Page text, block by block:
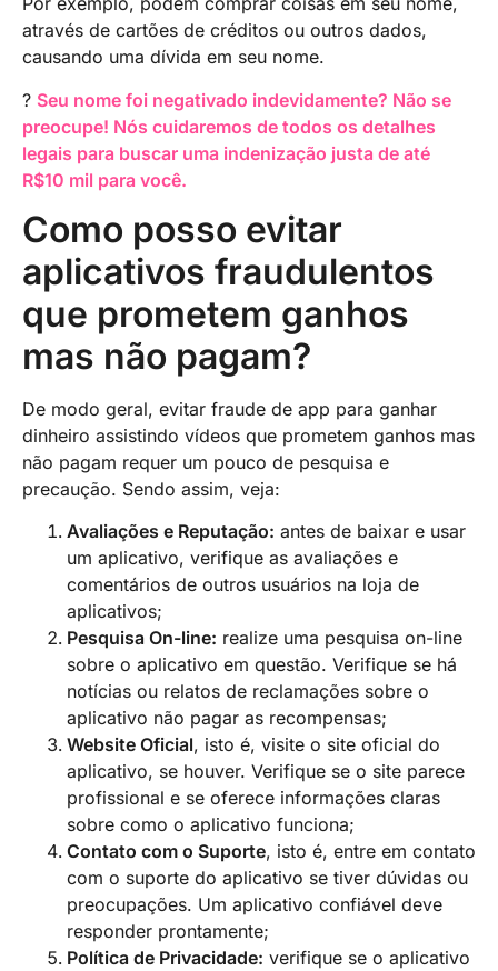
através de cartões de créditos ou outros dados,
causando uma dívida em seu nome.
? Seu nome foi negativado indevidamente? Não se
preocupe! Nós cuidaremos de todos os detalhes
legais para buscar uma indenização justa de até
R$10 mil para você.
Como posso evitar
aplicativos fraudulentos
que prometem ganhos
mas não pagam?
De modo geral, evitar fraude de app para ganhar
dinheiro assistindo vídeos que prometem ganhos mas
não pagam requer um pouco de pesquisa e
precaução. Sendo assim, veja:
Avaliações e Reputação: antes de baixar e usar
um aplicativo, verifique as avaliações e
comentários de outros usuários na loja de
aplicativos;
Pesquisa On-line: realize uma pesquisa on-line
sobre o aplicativo em questão. Verifique se há
notícias ou relatos de reclamações sobre o
aplicativo não pagar as recompensas;
Website Oficial, isto é, visite o site oficial do
aplicativo, se houver. Verifique se o site parece
profissional e se oferece informações claras
sobre como o aplicativo funciona;
Contato com o Suporte, isto é, entre em contato
com o suporte do aplicativo se tiver dúvidas ou
preocupações. Um aplicativo confiável deve
responder prontamente;
Política de Privacidade: verifique se o aplicativo